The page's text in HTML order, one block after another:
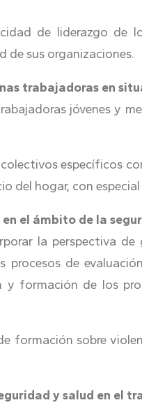
de liderazgo de
de sus organizaciones.
trabajadoras en
jóvenes y
específicos
del hogar, con
el ámbito de la
la perspectiva
procesos de
y formación de los
formación sobre
y salud en el